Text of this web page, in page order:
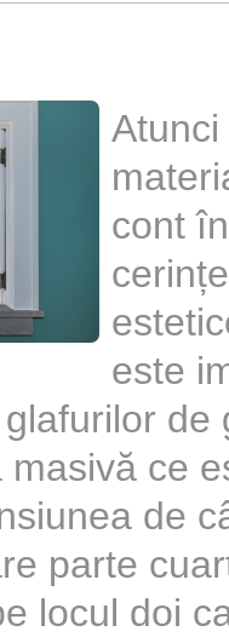
cont
este
de
ce
de
parte
locul doi